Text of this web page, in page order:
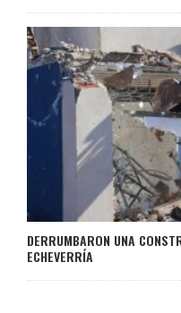
DERRUMBARON UNA
ECHEVERRÍA